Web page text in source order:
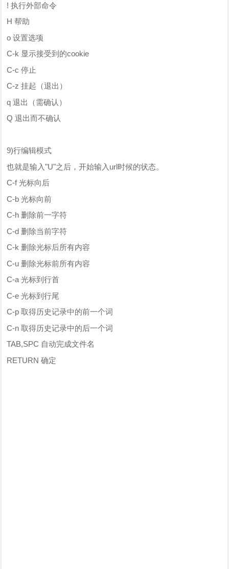
! 执行外部命令
H 帮助
o 设置选项
C-k 显示接受到的cookie
C-c 停止
C-z 挂起（退出）
q 退出（需确认）
Q 退出而不确认
9)行编辑模式
也就是输入"U"之后，开始输入url时候的状态。
C-f 光标向后
C-b 光标向前
C-h 删除前一字符
C-d 删除当前字符
C-k 删除光标后所有内容
C-u 删除光标前所有内容
C-a 光标到行首
C-e 光标到行尾
C-p 取得历史记录中的前一个词
C-n 取得历史记录中的后一个词
TAB,SPC 自动完成文件名
RETURN 确定